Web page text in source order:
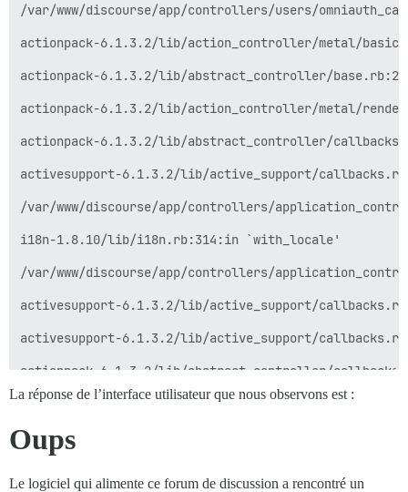
/var/www/discourse/app/controllers/users/
actionpack-6.1.3.2/lib/action_controller/metal/
actionpack-6.1.3.2/lib/abstract_controller/
actionpack-6.1.3.2/lib/action_controller/metal/
actionpack-6.1.3.2/lib/abstract_controller/
activesupport-6.1.3.2/lib/active_support/
/var/www/discourse/app/controllers/
i18n-1.8.10/lib/i18n.rb:314:in `with_locale'
/var/www/discourse/app/controllers/
activesupport-6.1.3.2/lib/active_support/
activesupport-6.1.3.2/lib/active_support/
actionpack-6.1.3.2/lib/abstract_controller/
actionpack-6.1.3.2/lib/action_controller/metal/
actionpack-6.1.3.2/lib/action_controller/metal/
La réponse de l’interface utilisateur que nous observons est :
Oups
Le logiciel qui alimente ce forum de discussion a rencontré un